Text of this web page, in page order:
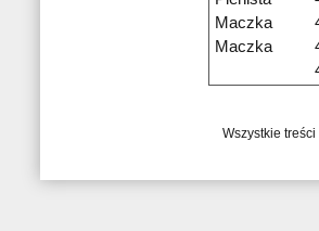
Maczka
Maczka
Wszystkie